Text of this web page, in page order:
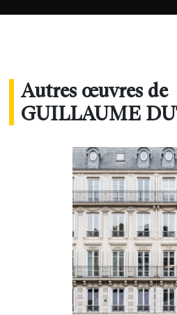
Autres œuvres de
GUILLAUME